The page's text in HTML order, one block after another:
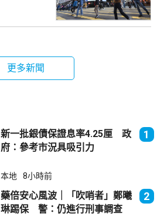
更多新聞
新一批銀債保證息率4.25厘 政
府：參考市況具吸引力
1
本地 8小時前
藥倍安心風波｜「吹哨者」鄭曦
琳踢保 警：仍進行刑事調查
2